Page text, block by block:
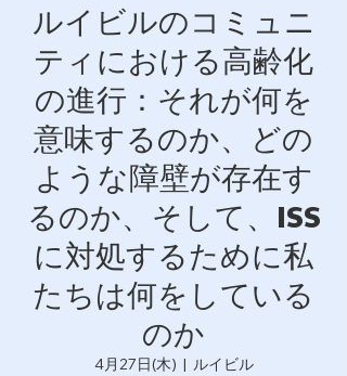
ルイビルのコミュニ
ティにおける高齢化
の進行：それが何を
意味するのか、どの
ような障壁が存在す
るのか、そして、ISS
に対処するために私
たちは何をしている
のか
4月27日(木)
  |
ルイビル